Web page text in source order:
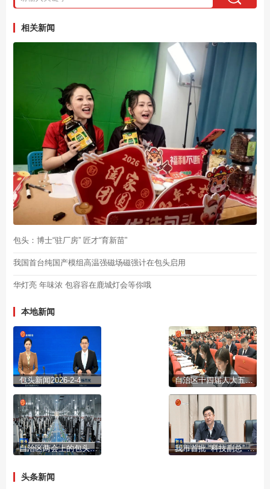
相关新闻
包头：博士“驻厂房” 匠才“育新苗”
我国首台纯国产模组高温强磁场磁强计在包头启用
华灯亮 年味浓 包容容在鹿城灯会等你哦
本地新闻
包头新闻2026-2-4 自治区十四届人大五次会议开幕
自治区两会上的包头声音 我市首批 “科技副总” “产业教授”进行成果展示
头条新闻